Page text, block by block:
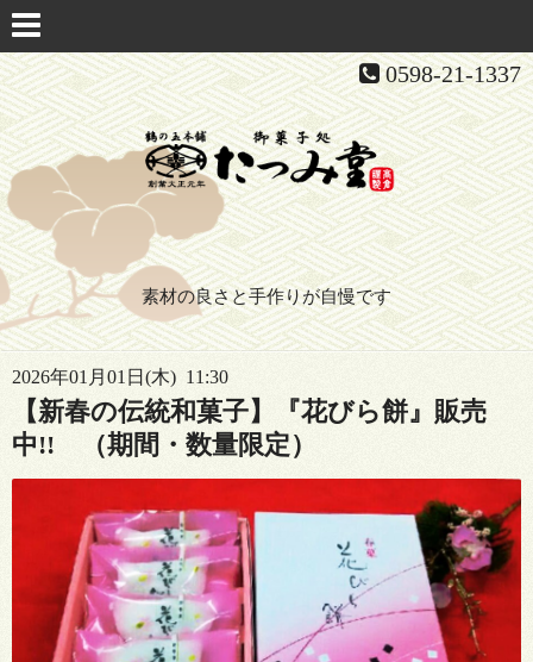
0598-21-1337
素材の良さと手作りが自慢です
2026年01月01日(木) 11:30
【新春の伝統和菓子】『花びら餅』販売
中!! （期間・数量限定）